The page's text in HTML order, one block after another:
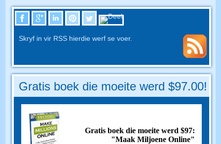
Skryf in vir RSS hierdie werf se voer.
Gratis boek die moeite werd $97.00!
Gratis boek die moeite werd $97:
"Maak Miljoene Online"